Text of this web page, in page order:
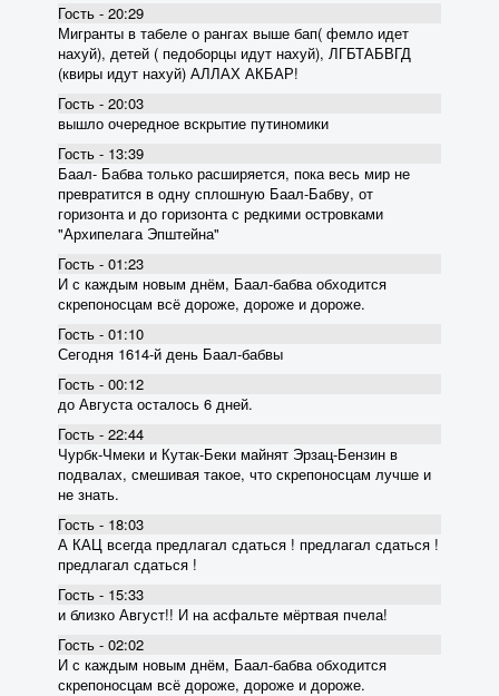
Гость - 20:29
Мигранты в табеле о рангах выше бап( фемло идет
нахуй), детей ( педоборцы идут нахуй), ЛГБТАБВГД
(квиры идут нахуй) АЛЛАХ АКБАР!
Гость - 20:03
вышло очередное вскрытие пyтиномики
Гость - 13:39
Баал- Бабва только расширяется, пока весь мир не
превратится в одну сплошную Баал-Бабву, от
горизонта и до горизонта с редкими островками
"Архипелага Эпштейна"
Гость - 01:23
И с каждым новым днём, Баал-бабва обходится
скрепоносцам всё дороже, дороже и дороже.
Гость - 01:10
Сегодня 1614-й день Баал-бабвы
Гость - 00:12
до Августа осталось 6 дней.
Гость - 22:44
Чурбк-Чмеки и Кутак-Беки майнят Эрзац-Бензин в
подвалах, смешивая такое, что скрепоносцам лучше и
не знать.
Гость - 18:03
А КАЦ всегда предлагал сдаться ! предлагал сдаться !
предлагал сдаться !
Гость - 15:33
и близко Август!! И на асфальте мёртвая пчела!
Гость - 02:02
И с каждым новым днём, Баал-бабва обходится
скрепоносцам всё дороже, дороже и дороже.